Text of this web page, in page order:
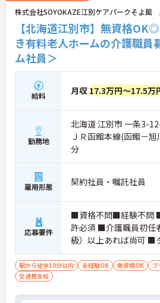
株式会社SOYOKAZE江別ケアパークそよ風
【北海道江別市】無資格
き有料老人ホームの介護職員
ム社員＞
給料 月収 17.3万円～17.5万
勤務地
北海道 江別市 一条3-
ＪＲ函館本線(函館－
分
雇用形態 契約社員・嘱託社員
応募要件
■資格不問■経験不問
許必須 ■介護職員初任
級）以上あれば尚可 ■
本操作できれば尚可
駅から徒歩10分以内 未経験OK 無資格OK
交通費支給